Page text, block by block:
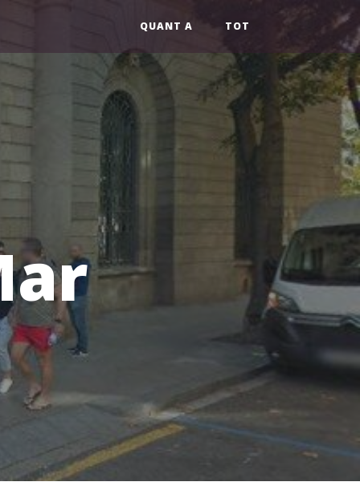
QUANT A TOT